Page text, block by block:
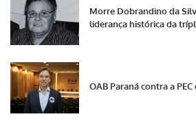
Morre Dobrandino da
liderança histórica da
OAB Paraná contra a